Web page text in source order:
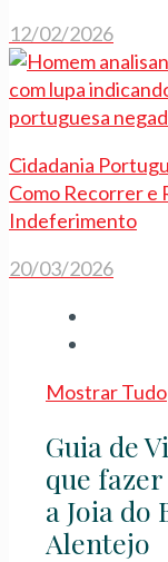
12/02/2026
Cidadania
Como Recorrer e
Indeferimento
20/03/2026
Mostrar Tudo
Guia de
que
a Joia do
Alentejo